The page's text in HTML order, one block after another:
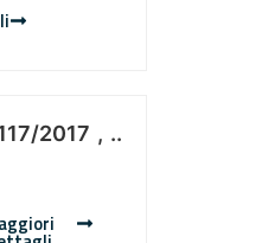
2017 , ..